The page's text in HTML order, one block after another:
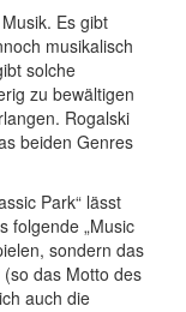
Es gibt
musikalisch
solche
zu bewältigen
Rogalski
beiden Genres
Park“ lässt
folgende „Music
sondern das
(so das Motto des
auch die